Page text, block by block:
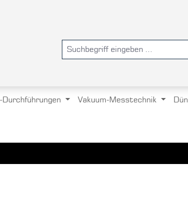
Durchführungen Vakuum-Messtechnik